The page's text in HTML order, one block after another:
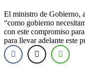
El ministro de Gobierno,
“como gobierno
con este compromiso
para llevar adelante este